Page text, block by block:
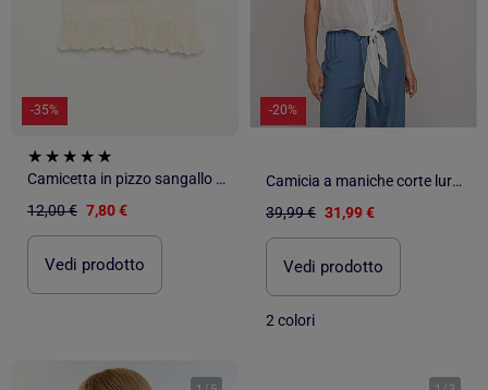
-35%
Camicetta in pizzo sangallo a maniche corte
12,00 € 7,80 €
Vedi prodotto
-20%
Camicia a maniche corte lurex ONYX
39,99 € 31,99 €
Vedi prodotto
2 colori